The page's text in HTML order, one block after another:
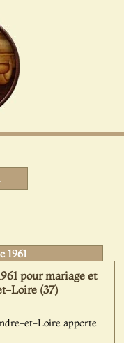
1961
pour mariage et
Loire (37)
et-Loire apporte